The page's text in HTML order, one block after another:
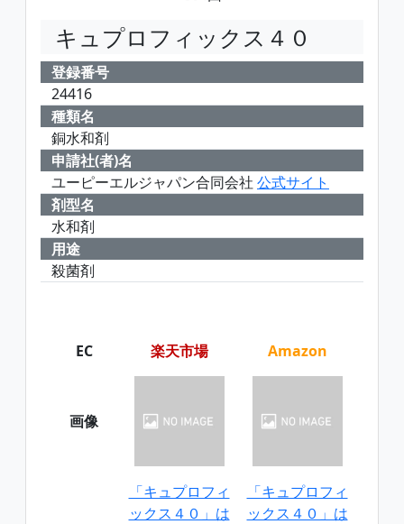
キュプロフィックス４０
登録番号
24416
種類名
銅水和剤
申請社(者)名
ユーピーエルジャパン合同会社 公式サイト
剤型名
水和剤
用途
殺菌剤
EC 楽天市場 Amazon
画像
「キュプロフィ
ックス４０」は
「キュプロフィ
ックス４０」は